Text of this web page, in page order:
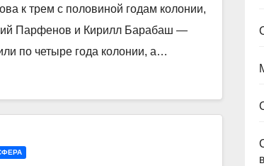
к трем с половиной годам колонии,
Парфенов и Кирилл Барабаш —
по четыре года колонии, а…